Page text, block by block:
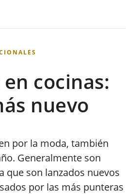
cocinas:
nuevo
por la moda, también
Generalmente son
que son lanzados nuevos
por las más punteras